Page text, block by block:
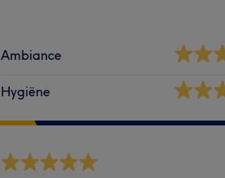
Ambiance
Hygiëne